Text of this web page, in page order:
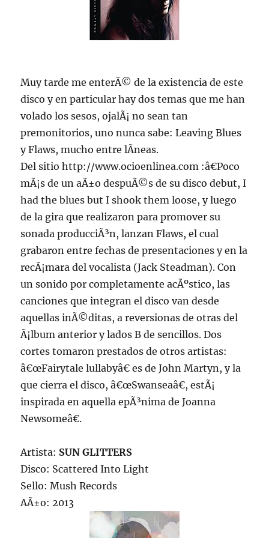
Muy tarde me enterÃ© de la existencia de este
disco y en particular hay dos temas que me han
volado los sesos, ojalÃ¡ no sean tan
premonitorios, uno nunca sabe: Leaving Blues
y Flaws, mucho entre lÃ­neas.
Del sitio http://www.ocioenlinea.com :â€Poco
mÃ¡s de un aÃ±o despuÃ©s de su disco debut, I
had the blues but I shook them loose, y luego
de la gira que realizaron para promover su
sonada producciÃ³n, lanzan Flaws, el cual
grabaron entre fechas de presentaciones y en la
recÃ¡mara del vocalista (Jack Steadman). Con
un sonido por completamente acÃºstico, las
canciones que integran el disco van desde
aquellas inÃ©ditas, a reversionas de otras del
Ã¡lbum anterior y lados B de sencillos. Dos
cortes tomaron prestados de otros artistas:
â€œFairytale lullabyâ€ es de John Martyn, y la
que cierra el disco, â€œSwanseaâ€, estÃ¡
inspirada en aquella epÃ³nima de Joanna
Newsomeâ€.
Artista: SUN GLITTERS
Disco: Scattered Into Light
Sello: Mush Records
AÃ±o: 2013